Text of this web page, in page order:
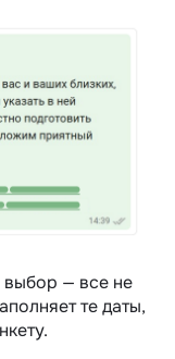
выбор — все не
те даты,